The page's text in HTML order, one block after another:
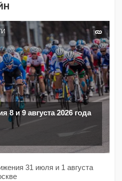
8 и 9 августа 2026 года
31 июля и 1 августа